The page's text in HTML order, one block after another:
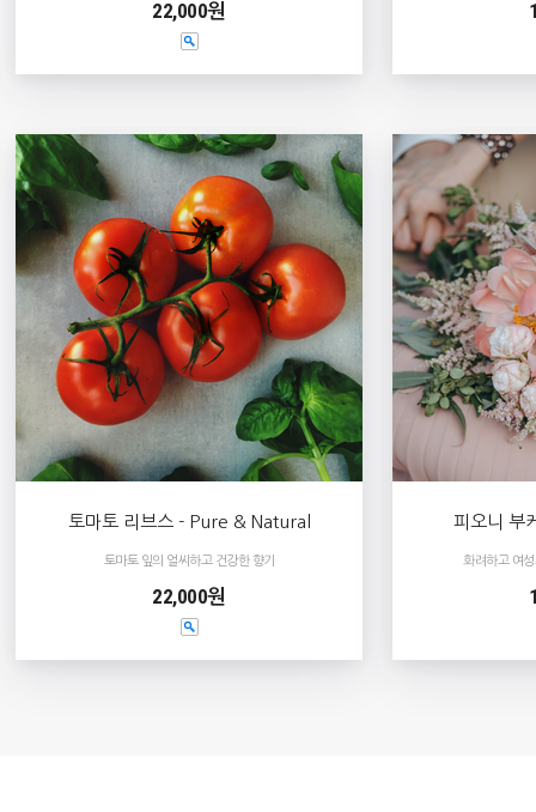
22,000원
토마토 리브스 - Pure & Natural
토마토 잎의 얼씨하고 건강한 향기
22,000원
피오니 부
화려하고 여